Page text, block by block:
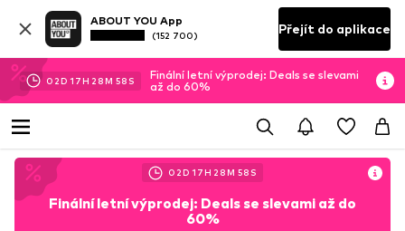
ABOUT YOU App
(152 700) Přejít do aplikace
02D 17H 28M 56 S
Finální letní výprodej: Deals se slevami
až do 60%
02D 17H 28M 56 S
Finální letní výprodej: Deals se slevami až do
60%